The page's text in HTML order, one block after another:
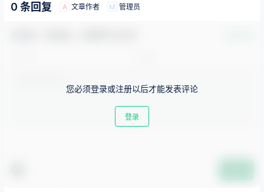
0 条回复 A 文章作者 M 管理员
您必须登录或注册以后才能发表评论
登录